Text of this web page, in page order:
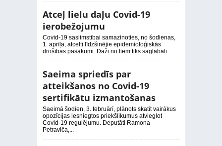
Atceļ lielu daļu Covid-19
ierobežojumu
Covid-19 saslimstībai samazinoties, no šodienas,
1. aprīļa, atcelti līdzšinējie epidemioloģiskās
drošības pasākumi. Daži no tiem tiks saglabāti...
Saeima spriedīs par
atteikšanos no Covid-19
sertifikātu izmantošanas
Saeimā šodien, 3. februārī, plānots skatīt vairākus
opozīcijas iesniegtos priekšlikumus atvieglot
Covid-19 regulējumu. Deputāti Ramona
Petraviča,...